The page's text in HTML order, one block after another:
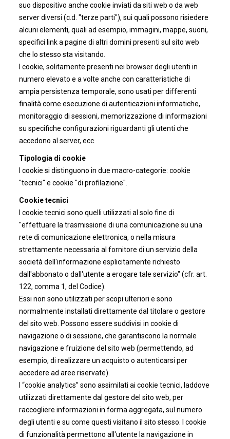
suo dispositivo anche cookie inviati da siti web o da web
server diversi (c.d. "terze parti"), sui quali possono risiedere
alcuni elementi, quali ad esempio, immagini, mappe, suoni,
specifici link a pagine di altri domini presenti sul sito web
che lo stesso sta visitando.
I cookie, solitamente presenti nei browser degli utenti in
numero elevato e a volte anche con caratteristiche di
ampia persistenza temporale, sono usati per differenti
finalità come esecuzione di autenticazioni informatiche,
monitoraggio di sessioni, memorizzazione di informazioni
su specifiche configurazioni riguardanti gli utenti che
accedono al server, ecc.
Tipologia di cookie
I cookie si distinguono in due macro-categorie: cookie
"tecnici" e cookie "di profilazione".
Cookie tecnici
I cookie tecnici sono quelli utilizzati al solo fine di
"effettuare la trasmissione di una comunicazione su una
rete di comunicazione elettronica, o nella misura
strettamente necessaria al fornitore di un servizio della
società dell'informazione esplicitamente richiesto
dall'abbonato o dall'utente a erogare tale servizio" (cfr. art.
122, comma 1, del Codice).
Essi non sono utilizzati per scopi ulteriori e sono
normalmente installati direttamente dal titolare o gestore
del sito web. Possono essere suddivisi in cookie di
navigazione o di sessione, che garantiscono la normale
navigazione e fruizione del sito web (permettendo, ad
esempio, di realizzare un acquisto o autenticarsi per
accedere ad aree riservate).
I “cookie analytics” sono assimilati ai cookie tecnici, laddove
utilizzati direttamente dal gestore del sito web, per
raccogliere informazioni in forma aggregata, sul numero
degli utenti e su come questi visitano il sito stesso. I cookie
di funzionalità permettono all'utente la navigazione in